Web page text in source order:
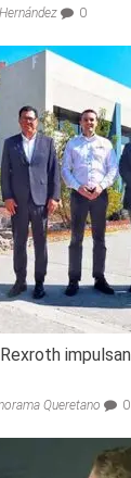
0
Queretano 0